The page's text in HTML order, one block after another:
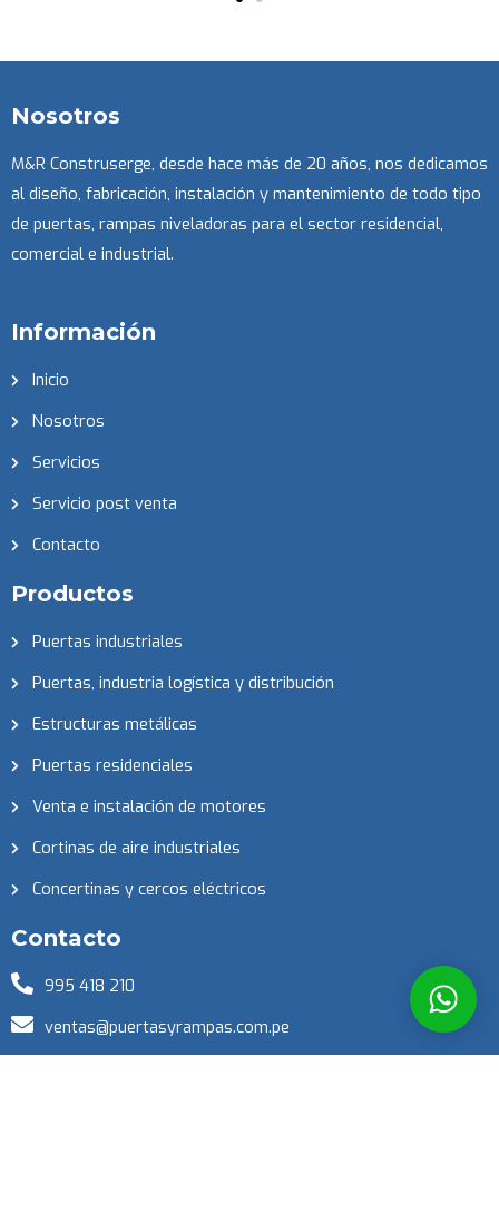
Nosotros
M&R Construserge, desde hace más de 20 años, nos dedicamos
al diseño, fabricación, instalación y mantenimiento de todo tipo
de puertas, rampas niveladoras para el sector residencial,
comercial e industrial.
Información
Inicio
Nosotros
Servicios
Servicio post venta
Contacto
Productos
Puertas industriales
Puertas, industria logística y distribución
Estructuras metálicas
Puertas residenciales
Venta e instalación de motores
Cortinas de aire industriales
Concertinas y cercos eléctricos
Contacto
995 418 210
ventas@puertasyrampas.com.pe